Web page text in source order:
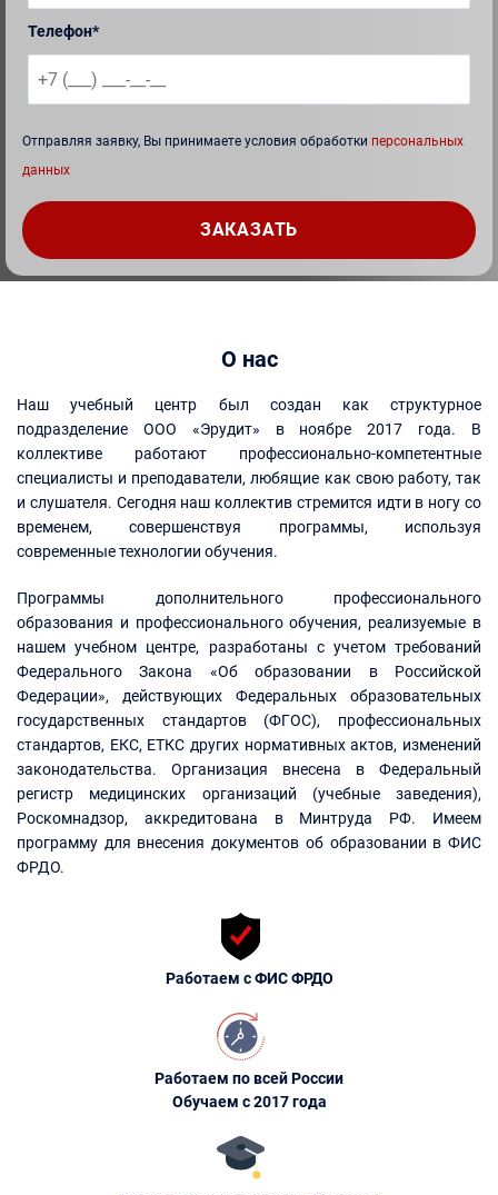
Телефон*
Отправляя заявку, Вы принимаете условия обработки персональных
данных
О нас
Наш учебный центр был создан как структурное
подразделение ООО «Эрудит» в ноябре 2017 года. В
коллективе работают профессионально-компетентные
специалисты и преподаватели, любящие как свою работу, так
и слушателя. Сегодня наш коллектив стремится идти в ногу со
временем, совершенствуя программы, используя
современные технологии обучения.
Программы дополнительного профессионального
образования и профессионального обучения, реализуемые в
нашем учебном центре, разработаны с учетом требований
Федерального Закона «Об образовании в Российской
Федерации», действующих Федеральных образовательных
государственных стандартов (ФГОС), профессиональных
стандартов, ЕКС, ЕТКС других нормативных актов, изменений
законодательства. Организация внесена в Федеральный
регистр медицинских организаций (учебные заведения),
Роскомнадзор, аккредитована в Минтруда РФ. Имеем
программу для внесения документов об образовании в ФИС
ФРДО.
Работаем с ФИС ФРДО
Работаем по всей России
Обучаем с 2017 года